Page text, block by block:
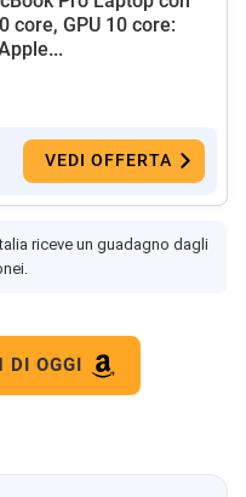
core, GPU 10 core:
VEDI OFFERTA
riceve un guadagno dagli
DI OGGI